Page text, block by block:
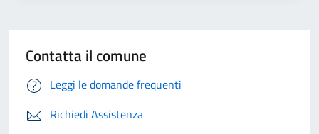
Contatta il comune
Leggi le domande frequenti
Richiedi Assistenza